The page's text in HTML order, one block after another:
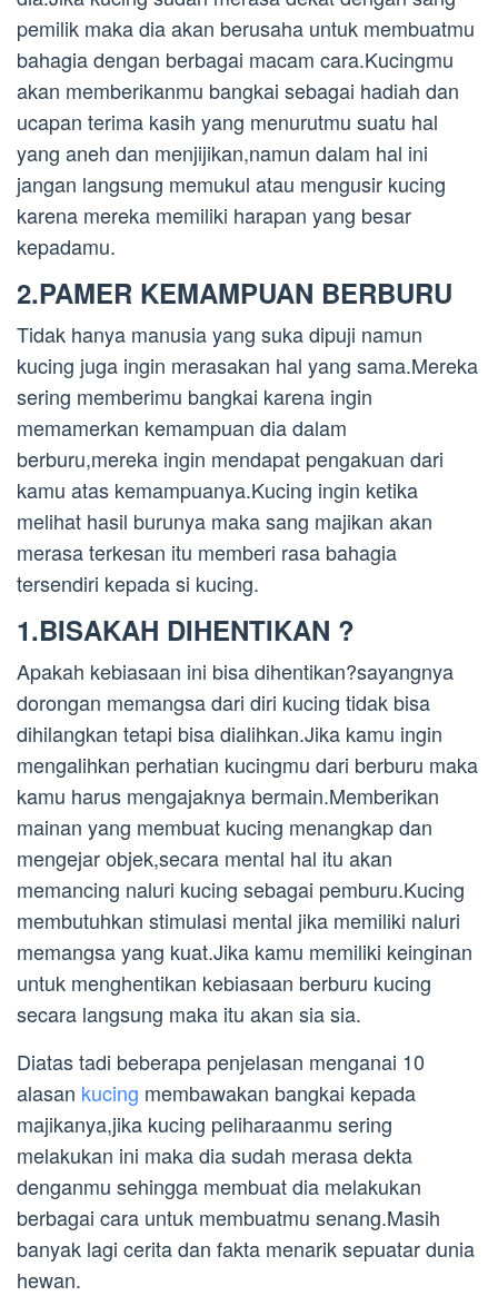
pemilik maka dia akan berusaha untuk membuatmu
bahagia dengan berbagai macam cara.Kucingmu
akan memberikanmu bangkai sebagai hadiah dan
ucapan terima kasih yang menurutmu suatu hal
yang aneh dan menjijikan,namun dalam hal ini
jangan langsung memukul atau mengusir kucing
karena mereka memiliki harapan yang besar
kepadamu.
2.PAMER KEMAMPUAN BERBURU
Tidak hanya manusia yang suka dipuji namun
kucing juga ingin merasakan hal yang sama.Mereka
sering memberimu bangkai karena ingin
memamerkan kemampuan dia dalam
berburu,mereka ingin mendapat pengakuan dari
kamu atas kemampuanya.Kucing ingin ketika
melihat hasil burunya maka sang majikan akan
merasa terkesan itu memberi rasa bahagia
tersendiri kepada si kucing.
1.BISAKAH DIHENTIKAN ?
Apakah kebiasaan ini bisa dihentikan?sayangnya
dorongan memangsa dari diri kucing tidak bisa
dihilangkan tetapi bisa dialihkan.Jika kamu ingin
mengalihkan perhatian kucingmu dari berburu maka
kamu harus mengajaknya bermain.Memberikan
mainan yang membuat kucing menangkap dan
mengejar objek,secara mental hal itu akan
memancing naluri kucing sebagai pemburu.Kucing
membutuhkan stimulasi mental jika memiliki naluri
memangsa yang kuat.Jika kamu memiliki keinginan
untuk menghentikan kebiasaan berburu kucing
secara langsung maka itu akan sia sia.
Diatas tadi beberapa penjelasan menganai 10
alasan kucing membawakan bangkai kepada
majikanya,jika kucing peliharaanmu sering
melakukan ini maka dia sudah merasa dekta
denganmu sehingga membuat dia melakukan
berbagai cara untuk membuatmu senang.Masih
banyak lagi cerita dan fakta menarik sepuatar dunia
hewan.